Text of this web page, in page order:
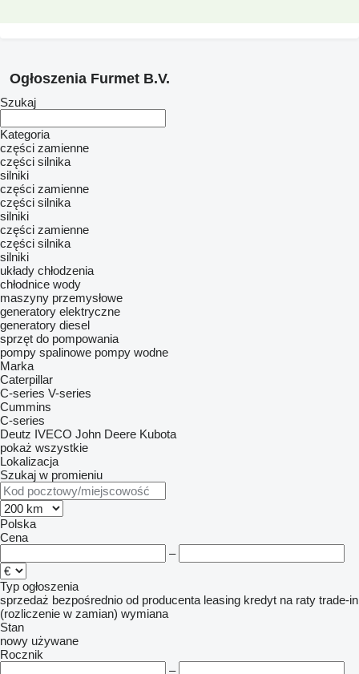
Ogłoszenia Furmet B.V.
Szukaj
Kategoria
części zamienne
części silnika
silniki
części zamienne
części silnika
silniki
części zamienne
części silnika
silniki
układy chłodzenia
chłodnice wody
maszyny przemysłowe
generatory elektryczne
generatory diesel
sprzęt do pompowania
pompy spalinowe pompy wodne
Marka
Caterpillar
C-series V-series
Cummins
C-series
Deutz IVECO John Deere Kubota
pokaż wszystkie
Lokalizacja
Szukaj w promieniu
Polska
Cena
–
Typ ogłoszenia
sprzedaż bezpośrednio od producenta leasing kredyt na raty trade-in
(rozliczenie w zamian) wymiana
Stan
nowy używane
Rocznik
–